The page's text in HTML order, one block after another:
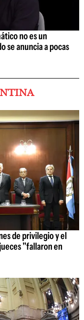
no es un
se anuncia a pocas
de privilegio y el
"fallaron en